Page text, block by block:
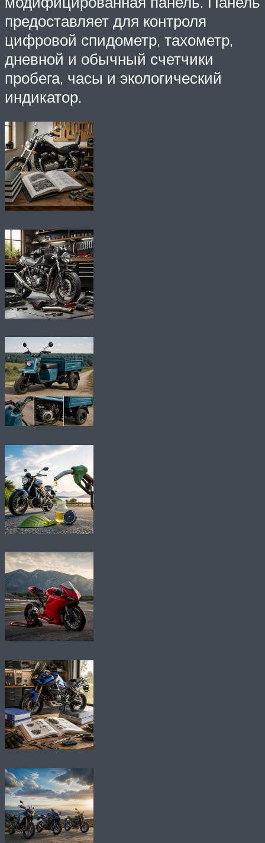
предоставляет для контроля
цифровой спидометр, тахометр,
дневной и обычный счетчики
пробега, часы и экологический
индикатор.